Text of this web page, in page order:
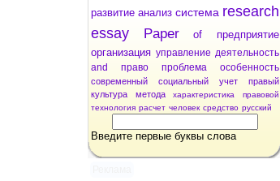
развитие анализ система research
essay
Paper of
предприятие
организация управление деятельность
and
право проблема особенность
современный социальный учет
правый
культура
метода характеристика
правовой
технология расчет человек средство русский
Введите первые буквы слова